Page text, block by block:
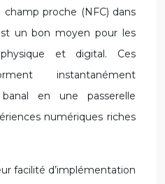
proche (NFC) dans
un bon moyen pour les
et digital. Ces
instantanément
en une passerelle
numériques riches
facilité d’implémentation